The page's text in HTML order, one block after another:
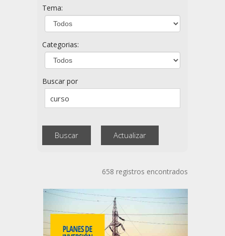
Tema:
Categorias:
Buscar por
658 registros encontrados